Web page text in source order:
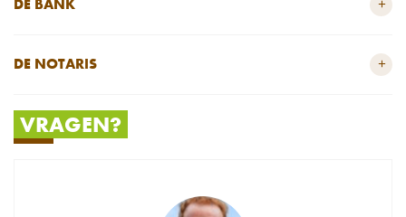
DE BANK
DE NOTARIS +
VRAGEN?